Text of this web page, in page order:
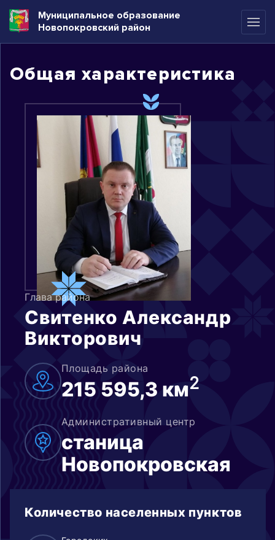
Муниципальное образование
Новопокровский район
Общая характеристика
Глава района
Свитенко Александр
Викторович
Площадь района
215 595,3 км2
Административный центр
станица
Новопокровская
Количество населенных пунктов